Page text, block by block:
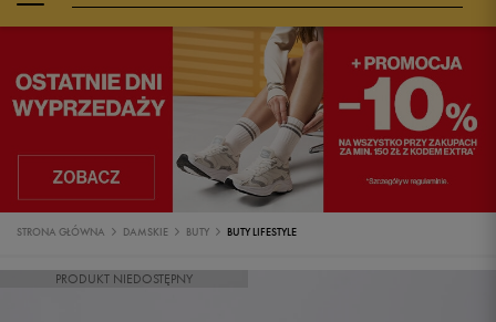
STRONA GŁÓWNA DAMSKIE BUTY BUTY LIFESTYLE
PRODUKT NIEDOSTĘPNY